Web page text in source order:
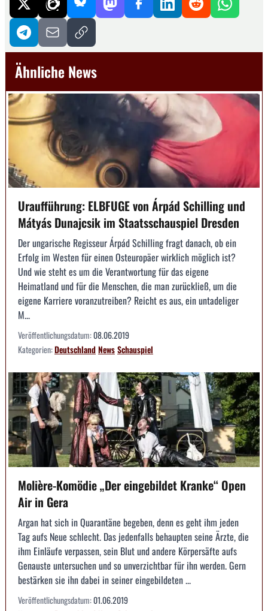
Ähnliche News
Uraufführung: ELBFUGE von Árpád Schilling und
Mátyás Dunajcsik im Staatsschauspiel Dresden
Der ungarische Regisseur Árpád Schilling fragt danach, ob ein
Erfolg im Westen für einen Osteuropäer wirklich möglich ist?
Und wie steht es um die Verantwortung für das eigene
Heimatland und für die Menschen, die man zurückließ, um die
eigene Karriere voranzutreiben? Reicht es aus, ein untadeliger
M...
Veröffentlichungsdatum:08.06.2019
Kategorien:DeutschlandNewsSchauspiel
Molière-Komödie „Der eingebildet Kranke“ Open
Air in Gera
Argan hat sich in Quarantäne begeben, denn es geht ihm jeden
Tag aufs Neue schlecht. Das jedenfalls behaupten seine Ärzte, die
ihm Einläufe verpassen, sein Blut und andere Körpersäfte aufs
Genauste untersuchen und so unverzichtbar für ihn werden. Gern
bestärken sie ihn dabei in seiner eingebildeten ...
Veröffentlichungsdatum:01.06.2019